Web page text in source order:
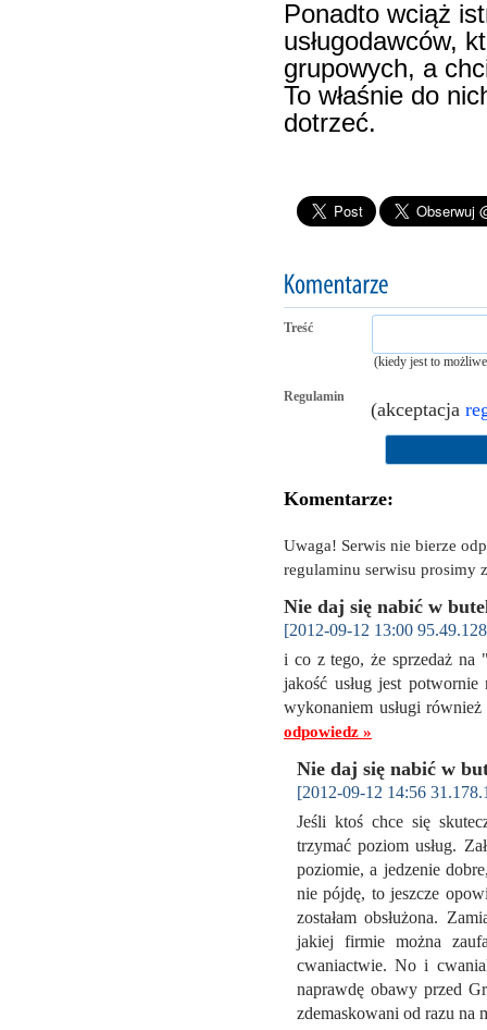
Ponadto wciąż
usługodawców,
grupowych, a
To właśnie do
dotrzeć.
Treść
(kiedy jest to
Regulamin
(akceptacja
Komentarze:
Uwaga! Serwis nie bierze
regulaminu serwisu prosimy
Nie daj się nabić w
[2012-09-12 13:00
i co z tego, że sprzedaż na
jakość usług jest
wykonaniem usługi
odpowiedz »
Nie daj się nabić w
[2012-09-12 14:56
Jeśli ktoś chce się
trzymać poziom usług.
poziomie, a jedzenie
nie pójdę, to jeszcze
zostałam obsłużona.
jakiej firmie można
cwaniactwie. No i
naprawdę obawy przed
zdemaskowani od razu